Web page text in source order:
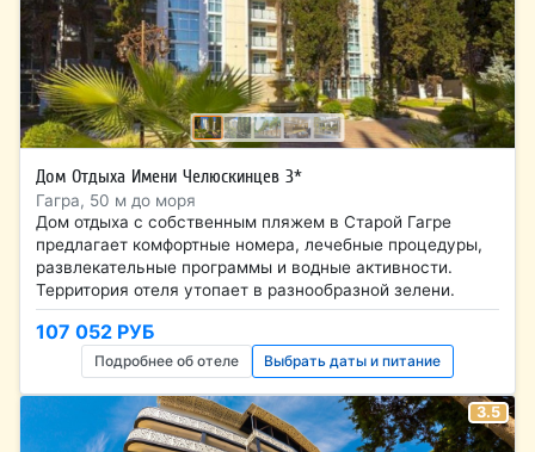
Дом Отдыха Имени Челюскинцев 3*
Гагра, 50 м до моря
Дом отдыха с собственным пляжем в Старой Гагре
предлагает комфортные номера, лечебные процедуры,
развлекательные программы и водные активности.
Территория отеля утопает в разнообразной зелени.
107 052 РУБ
Подробнее об отеле Выбрать даты и питание
3.5